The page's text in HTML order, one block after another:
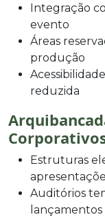
Integração
evento
Áreas
produção
reduzida
Estruturas
Auditórios
lançamentos